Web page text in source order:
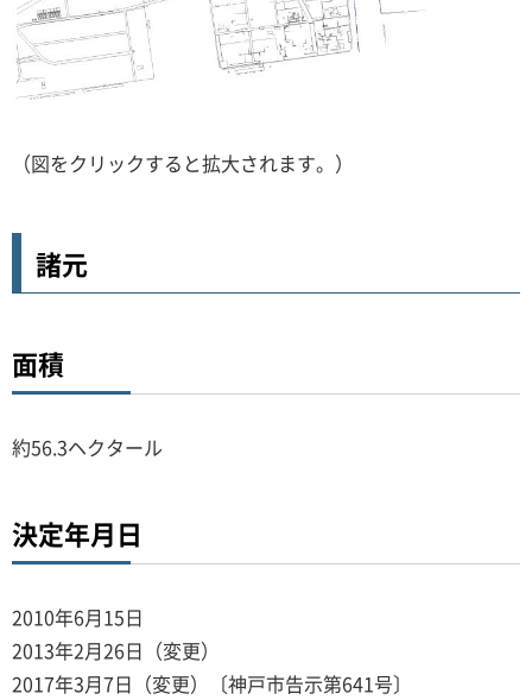
（図をクリックすると拡大されます。）
諸元
面積
約56.3ヘクタール
決定年月日
2010年6月15日
2013年2月26日（変更）
2017年3月7日（変更）〔神戸市告示第641号〕